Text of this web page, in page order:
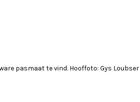
pasmaat te vind. Hooffoto: Gys Loubser